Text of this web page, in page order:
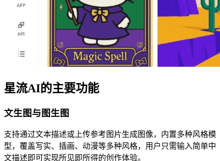
星流AI的主要功能
文生图与图生图
支持通过文本描述或上传参考图片生成图像，内置多种风格模
型，覆盖写实、插画、动漫等多种风格，用户只需输入简单中
文描述即可实现所见即所得的创作体验。